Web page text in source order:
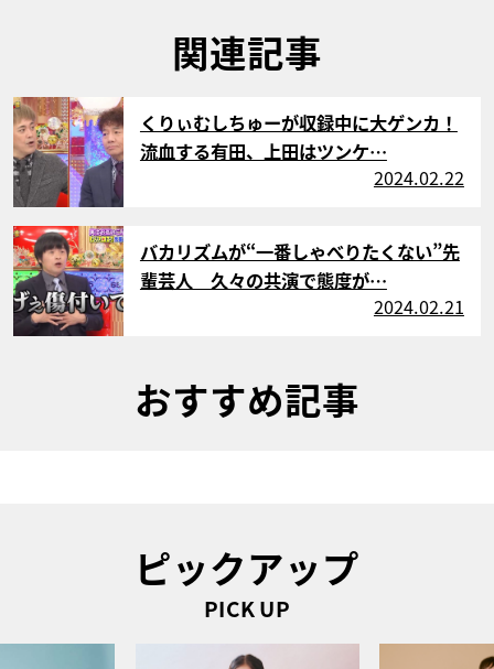
関連記事
サムネイル
くりぃむしちゅーが収録中に大ゲンカ！
流血する有田、上田はツンケ…
2024.02.22
サムネイル
バカリズムが“一番しゃべりたくない”先
輩芸人 久々の共演で態度が…
2024.02.21
おすすめ記事
ピックアップ
PICK UP